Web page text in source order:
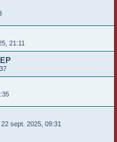
21:11
22 sept. 2025, 09:31